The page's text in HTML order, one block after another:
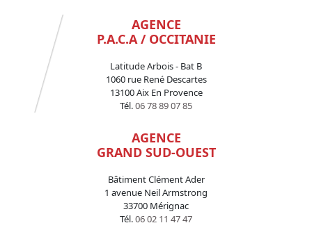
AGENCE
P.A.C.A / OCCITANIE
Latitude Arbois - Bat B
1060 rue René Descartes
13100 Aix En Provence
Tél.06 78 89 07 85
AGENCE
GRAND SUD-OUEST
Bâtiment Clément Ader
1 avenue Neil Armstrong
33700 Mérignac
Tél.06 02 11 47 47